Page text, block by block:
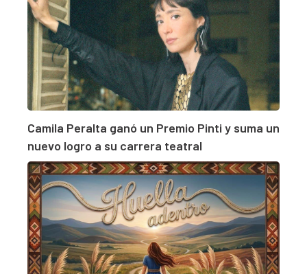
Camila Peralta ganó un Premio Pinti y suma un
nuevo logro a su carrera teatral